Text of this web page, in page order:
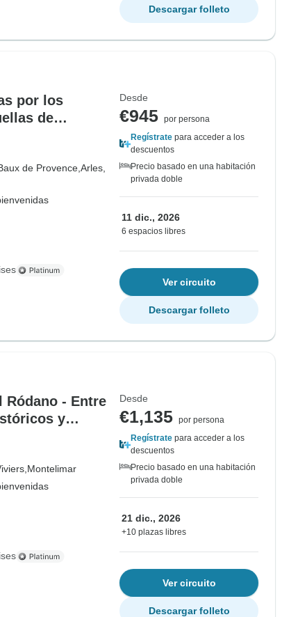
Descargar folleto
por los
de
de Provence, Arles,
Desde
€945 por persona
Regístrate para acceder a los
descuentos
Precio basado en una habitación
privada doble
11 dic., 2026
6 espacios libres
Ver circuito
Descargar folleto
Ródano - Entre
y
Montelimar
Desde
€1,135 por persona
Regístrate para acceder a los
descuentos
Precio basado en una habitación
privada doble
21 dic., 2026
+10 plazas libres
Ver circuito
Descargar folleto